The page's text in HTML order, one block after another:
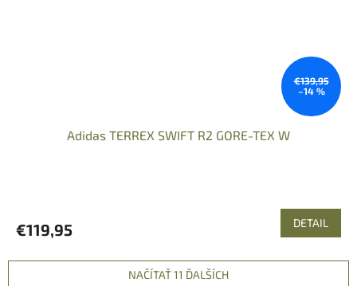
€139,95
–14 %
Adidas TERREX SWIFT R2 GORE-TEX W
€119,95 DETAIL
NAČÍTAŤ 11 ĎALŠÍCH